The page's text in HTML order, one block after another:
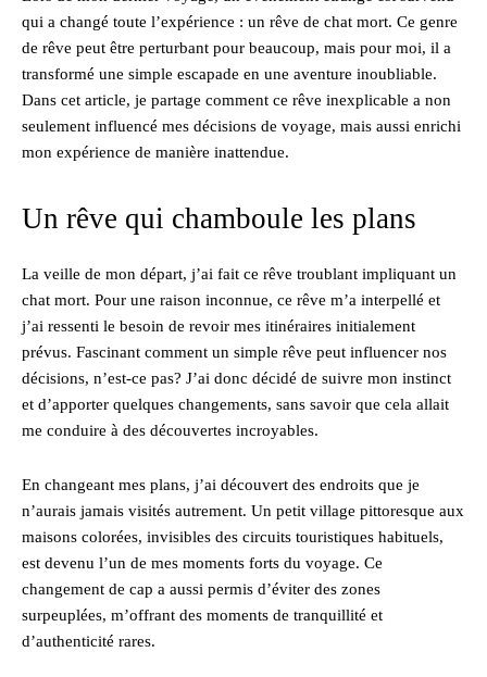
qui a changé toute l’expérience : un rêve de chat mort. Ce genre
de rêve peut être perturbant pour beaucoup, mais pour moi, il a
transformé une simple escapade en une aventure inoubliable.
Dans cet article, je partage comment ce rêve inexplicable a non
seulement influencé mes décisions de voyage, mais aussi enrichi
mon expérience de manière inattendue.
Un rêve qui chamboule les plans
La veille de mon départ, j’ai fait ce rêve troublant impliquant un
chat mort. Pour une raison inconnue, ce rêve m’a interpellé et
j’ai ressenti le besoin de revoir mes itinéraires initialement
prévus. Fascinant comment un simple rêve peut influencer nos
décisions, n’est-ce pas? J’ai donc décidé de suivre mon instinct
et d’apporter quelques changements, sans savoir que cela allait
me conduire à des découvertes incroyables.
En changeant mes plans, j’ai découvert des endroits que je
n’aurais jamais visités autrement. Un petit village pittoresque aux
maisons colorées, invisibles des circuits touristiques habituels,
est devenu l’un de mes moments forts du voyage. Ce
changement de cap a aussi permis d’éviter des zones
surpeuplées, m’offrant des moments de tranquillité et
d’authenticité rares.